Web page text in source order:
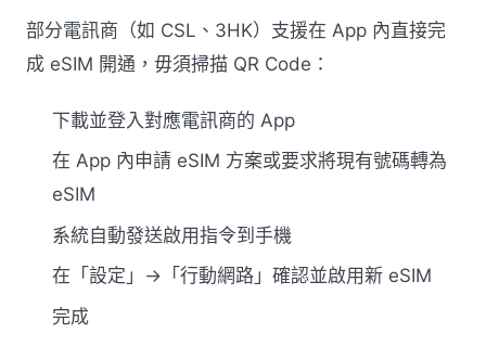
部分電訊商（如 CSL、3HK）支援在 App 內直接完
成 eSIM 開通，毋須掃描 QR Code：
下載並登入對應電訊商的 App
在 App 內申請 eSIM 方案或要求將現有號碼轉為
eSIM
系統自動發送啟用指令到手機
在「設定」→「行動網路」確認並啟用新 eSIM
完成